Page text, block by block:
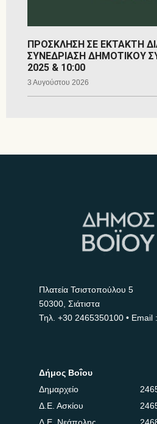
ΠΡΟΣΚΛΗΣΗ ΣΕ ΕΚΤΑΚΤΗ
ΣΥΝΕΔΡΙΑΣΗ ΔΗΜΟΤΙΚΟΥ
2025 & 10:00
3 Αυγούστου 2026
Πλατεία Τσιστοπούλου 5
50300, Σιάτιστα
Τηλ. +30 2465350100 • Email
Δήμος Βοΐου
Δημαρχείο
Δ.Ε. Ασκίου